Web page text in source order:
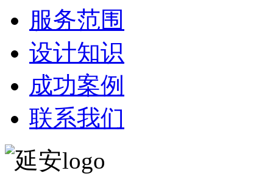
服务范围
设计知识
成功案例
联系我们